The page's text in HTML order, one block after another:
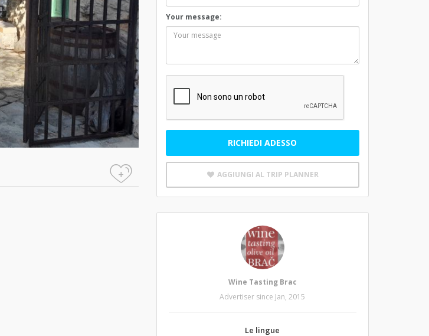
+
Your message:
RICHIEDI ADESSO
AGGIUNGI AL TRIP PLANNER
Wine Tasting Brac
Advertiser since Jan, 2015
Le lingue